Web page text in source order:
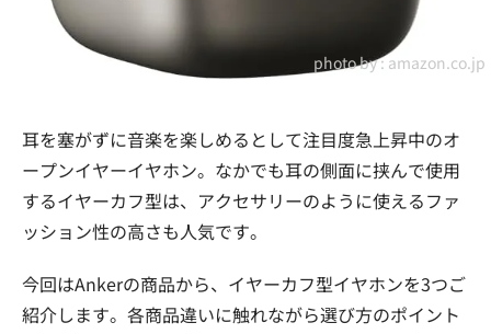
photo by :amazon.co.jp
耳を塞がずに音楽を楽しめるとして注目度急上昇中のオ
ープンイヤーイヤホン。なかでも耳の側面に挟んで使用
するイヤーカフ型は、アクセサリーのように使えるファ
ッション性の高さも人気です。
今回はAnkerの商品から、イヤーカフ型イヤホンを3つご
紹介します。各商品違いに触れながら選び方のポイント